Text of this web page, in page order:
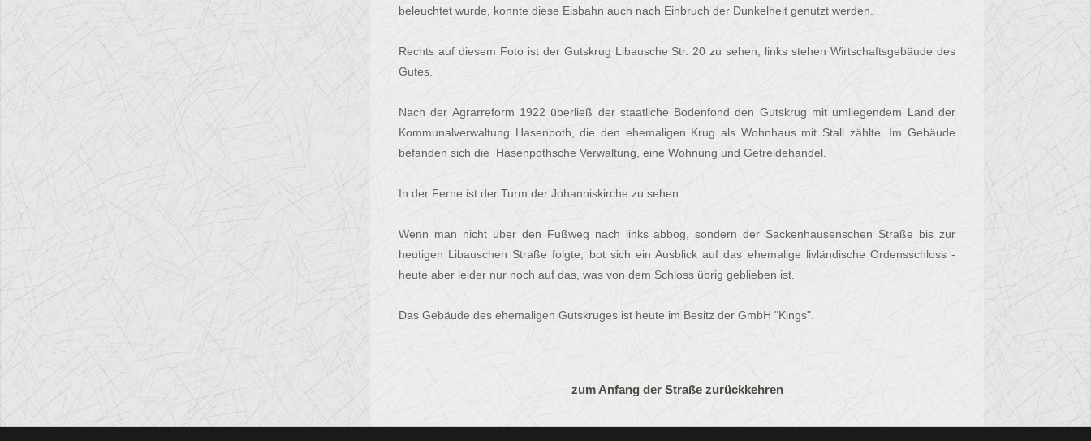
beleuchtet wurde, konnte diese Eisbahn auch nach Einbruch der Dunkelheit genutzt werden.
Rechts auf diesem Foto ist der Gutskrug Libausche Str. 20 zu sehen, links stehen Wirtschaftsgebäude des
Gutes.
Nach der Agrarreform 1922 überließ der staatliche Bodenfond den Gutskrug mit umliegendem Land der
Kommunalverwaltung Hasenpoth, die den ehemaligen Krug als Wohnhaus mit Stall zählte. Im Gebäude
befanden sich die Hasenpothsche Verwaltung, eine Wohnung und Getreidehandel.
In der Ferne ist der Turm der Johanniskirche zu sehen.
Wenn man nicht über den Fußweg nach links abbog, sondern der Sackenhausenschen Straße bis zur
heutigen Libauschen Straße folgte, bot sich ein Ausblick auf das ehemalige livländische Ordensschloss -
heute aber leider nur noch auf das, was von dem Schloss übrig geblieben ist.
Das Gebäude des ehemaligen Gutskruges ist heute im Besitz der GmbH "Kings".
zum Anfang der Straße zurückkehren